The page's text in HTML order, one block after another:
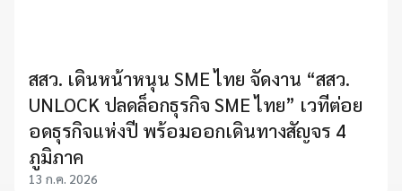
สสว. เดินหน้าหนุน SME ไทย จัดงาน “สสว.
UNLOCK ปลดล็อกธุรกิจ SME ไทย” เวทีต่อย
อดธุรกิจแห่งปี พร้อมออกเดินทางสัญจร 4
ภูมิภาค
13 ก.ค. 2026